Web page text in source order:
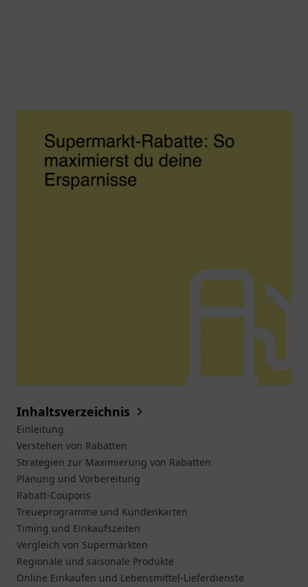
Inhaltsverzeichnis
Einleitung
Verstehen von Rabatten
Strategien zur Maximierung von Rabatten
Planung und Vorbereitung
Rabatt-Coupons
Treueprogramme und Kundenkarten
Timing und Einkaufszeiten
Vergleich von Supermärkten
Regionale und saisonale Produkte
Online Einkaufen und Lebensmittel-Lieferdienste